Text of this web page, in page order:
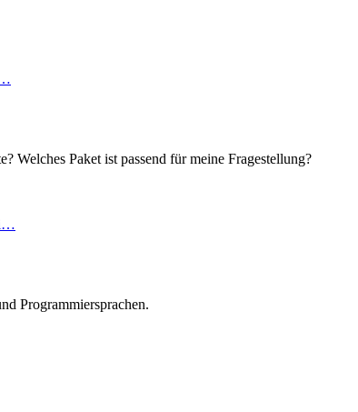
Welches Paket ist passend für meine Fragestellung?
Programmiersprachen.